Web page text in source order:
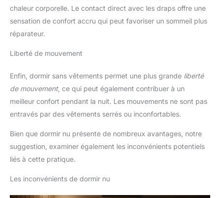
chaleur corporelle. Le contact direct avec les draps offre une
sensation de confort accru qui peut favoriser un sommeil plus
réparateur.
Liberté de mouvement
Enfin, dormir sans vêtements permet une plus grande liberté
de mouvement, ce qui peut également contribuer à un
meilleur confort pendant la nuit. Les mouvements ne sont pas
entravés par des vêtements serrés ou inconfortables.
Bien que dormir nu présente de nombreux avantages, notre
suggestion, examiner également les inconvénients potentiels
liés à cette pratique.
Les inconvénients de dormir nu